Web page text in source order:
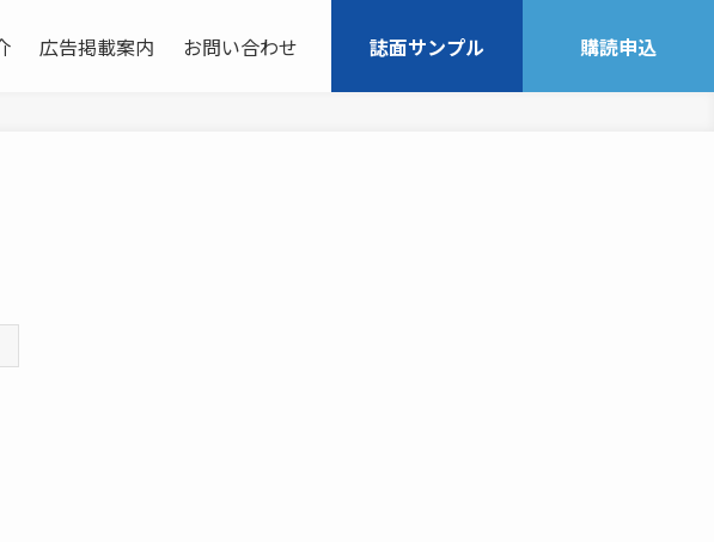
広告掲載案内 お問い合わせ 誌面サンプル 購読申込